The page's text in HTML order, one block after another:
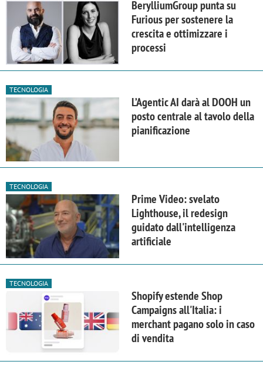
BerylliumGroup punta su
Furious per sostenere la
crescita e ottimizzare i
processi
TECNOLOGIA
L’Agentic AI darà al DOOH un
posto centrale al tavolo della
pianificazione
TECNOLOGIA
Prime Video: svelato
Lighthouse, il redesign
guidato dall'intelligenza
artificiale
TECNOLOGIA
Shopify estende Shop
Campaigns all'Italia: i
merchant pagano solo in caso
di vendita